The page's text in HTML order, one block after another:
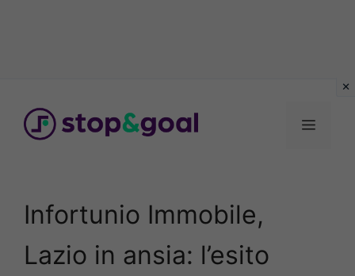
contenuto
Menu
Infortunio Immobile,
Lazio in ansia: l’esito